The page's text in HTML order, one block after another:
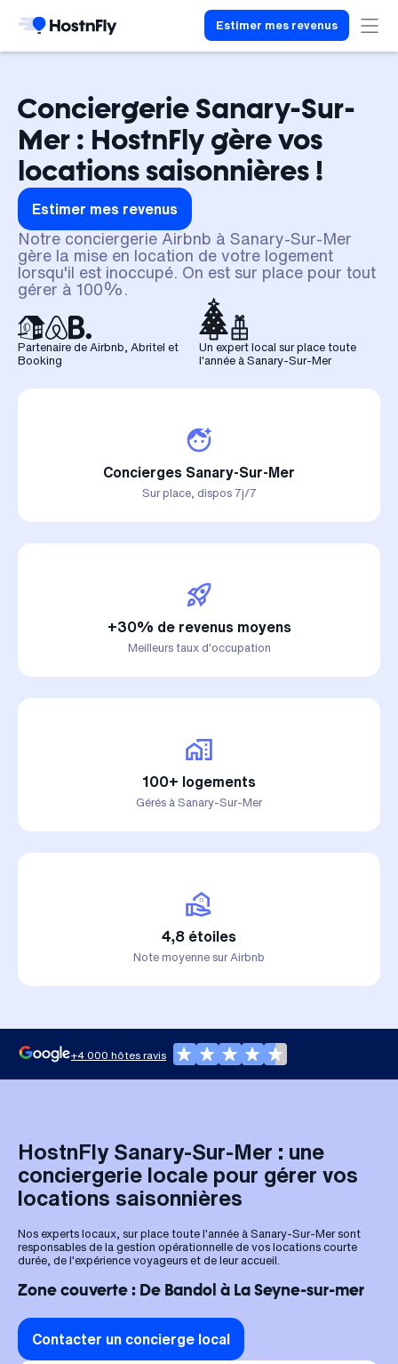
Estimer mes revenus
Conciergerie Sanary-Sur-
Mer : HostnFly gère vos
locations saisonnières !
Estimer mes revenus
Notre conciergerie Airbnb à Sanary-Sur-Mer
gère la mise en location de votre logement
lorsqu'il est inoccupé. On est sur place pour tout
gérer à 100%.
Partenaire de Airbnb, Abritel et
Booking
Un expert local sur place toute
l'année à Sanary-Sur-Mer
Concierges Sanary-Sur-Mer
Sur place, dispos 7j/7
+30% de revenus moyens
Meilleurs taux d'occupation
100+ logements
Gérés à Sanary-Sur-Mer
4,8 étoiles
Note moyenne sur Airbnb
+4 000 hôtes ravis
HostnFly Sanary-Sur-Mer : une
conciergerie locale pour gérer vos
locations saisonnières
Nos experts locaux, sur place toute l'année à Sanary-Sur-Mer sont
responsables de la gestion opérationnelle de vos locations courte
durée, de l'expérience voyageurs et de leur accueil.
Zone couverte : De Bandol à La Seyne-sur-mer
Contacter un concierge local